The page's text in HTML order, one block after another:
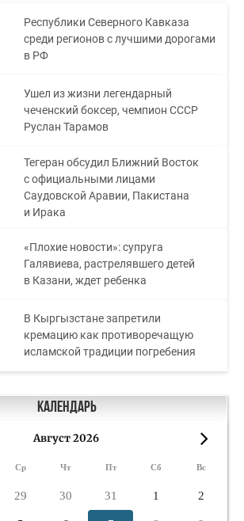
Республики Северного Кавказа
среди регионов с лучшими дорогами
в РФ
Ушел из жизни легендарный
чеченский боксер, чемпион СССР
Руслан Тарамов
Тегеран обсудил Ближний Восток
с официальными лицами
Саудовской Аравии, Пакистана
и Ирака
«Плохие новости»: супруга
Галявиева, растрелявшего детей
в Казани, ждет ребенка
В Кыргызстане запретили
кремацию как противоречащую
исламской традиции погребения
Календарь
Август 2026
Ср Чт Пт Сб Вс
29 30 31 1 2